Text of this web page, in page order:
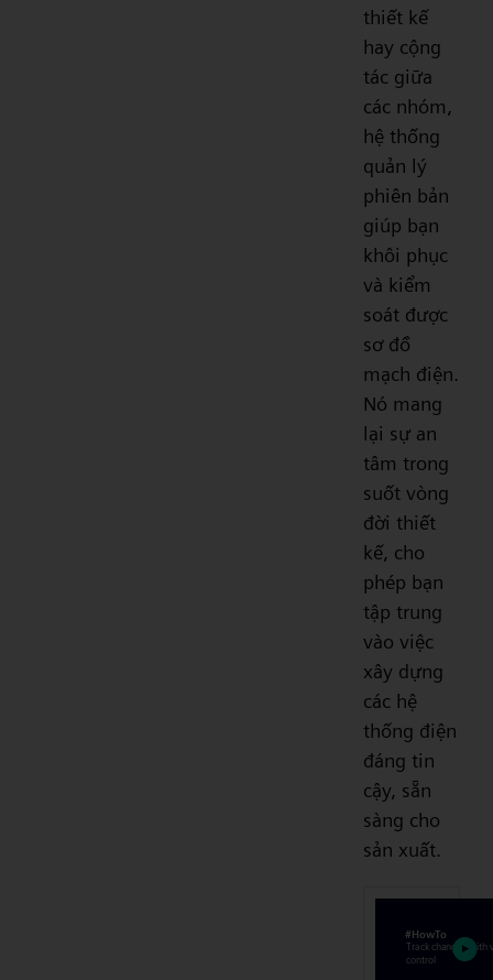
thiết kế
hay cộng
tác giữa
các nhóm,
hệ thống
quản lý
phiên bản
giúp bạn
khôi phục
và kiểm
soát được
sơ đồ
mạch điện.
Nó mang
lại sự an
tâm trong
suốt vòng
đời thiết
kế, cho
phép bạn
tập trung
vào việc
xây dựng
các hệ
thống điện
đáng tin
cậy, sẵn
sàng cho
sản xuất.